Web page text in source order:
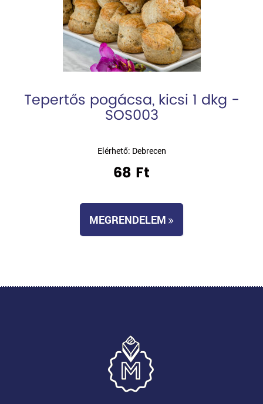
Tepertős pogácsa, kicsi 1 dkg -
SOS003
Elérhető: Debrecen
68 Ft
MEGRENDELEM